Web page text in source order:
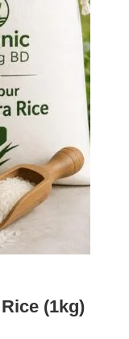
Rice (1kg)